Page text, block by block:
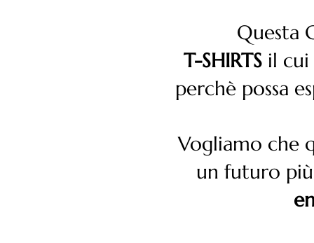
Questa
T-SHIRTSil cui
perchè possa
Vogliamo che
un futuro